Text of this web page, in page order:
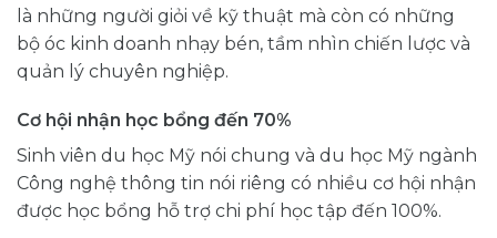
là những người giỏi về kỹ thuật mà còn có những
bộ óc kinh doanh nhạy bén, tầm nhìn chiến lược và
quản lý chuyên nghiệp.
Cơ hội nhận học bổng đến 70%
Sinh viên du học Mỹ nói chung và du học Mỹ ngành
Công nghệ thông tin nói riêng có nhiều cơ hội nhận
được học bổng hỗ trợ chi phí học tập đến 100%.